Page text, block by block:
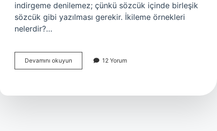
indirgeme denilemez; çünkü sözcük içinde birleşik
sözcük gibi yazılması gerekir. İkileme örnekleri
nelerdir?…
Devamını okuyun Darmadağınık
Ikileme
12 Yorum